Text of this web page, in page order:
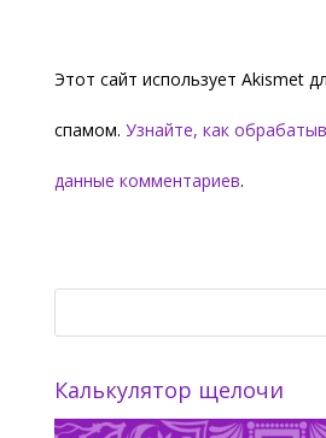
Этот сайт использует Akismet
спамом. Узнайте, как
данные комментариев.
Калькулятор щелочи